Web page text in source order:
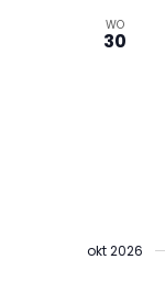
WO
30
okt 2026